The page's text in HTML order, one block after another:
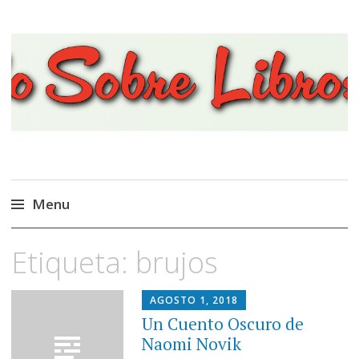
Viajando Sobre Libros
Menu
al
contenido
Etiqueta: brujos
AGOSTO 1, 2018
Un Cuento Oscuro de
Naomi Novik